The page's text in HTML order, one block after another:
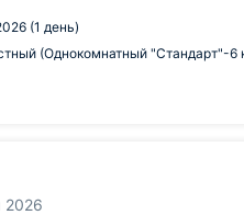
(1 день)
(Однокомнатный "Стандарт"-6
2026